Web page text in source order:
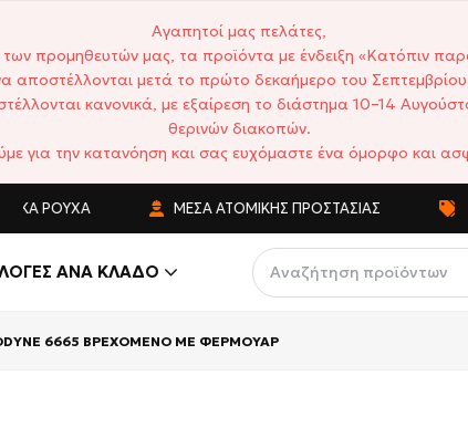
Αγαπητοί μας πελάτες,
προμηθευτών μας, τα προϊόντα με ένδειξη «Κατόπιν
αποστέλλονται μετά το πρώτο δεκαήμερο του
κανονικά, με εξαίρεση το διάστημα 10–14
θερινών διακοπών.
για την κατανόηση και σας ευχόμαστε ένα όμορφο και
ΡΟΎΧΑ ΜΈΣΑ ΑΤΟΜΙΚΉΣ ΠΡΟΣΤΑΣΊΑΣ
ΑΝΆ ΚΛΆΔΟ
6665 ΒΡΕΧΟΜΕΝΟ ΜΕ ΦΕΡΜΟΥΑΡ